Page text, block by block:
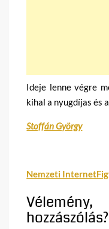
Ideje lenne végre
kihal a nyugdíjas és
Stoffán György
Nemzeti
Vélemény,
hozzászólás?